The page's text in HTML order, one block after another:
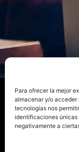
Para ofrecer la mejor
almacenar y/o
tecnologías nos
identificaciones únicas
negativamente a